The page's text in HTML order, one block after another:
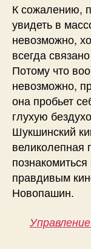
К сожалению,
увидеть в
невозможно,
всегда
Потому что
невозможно,
она пробьет
глухую
Шукшинский
великолепная
правдивым
Новопашин.